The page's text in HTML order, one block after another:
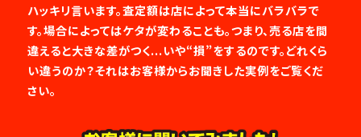
ハッキリ言います。査定額は店によって本当にバラバラで
す。場合によってはケタが変わることも。つまり、売る店を間
違えると大きな差がつく...いや“損”をするのです。どれくら
い違うのか？それはお客様からお聞きした実例をご覧くだ
さい。